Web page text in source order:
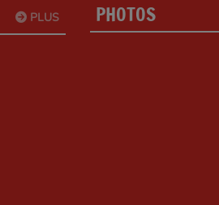
PLUS PHOTOS